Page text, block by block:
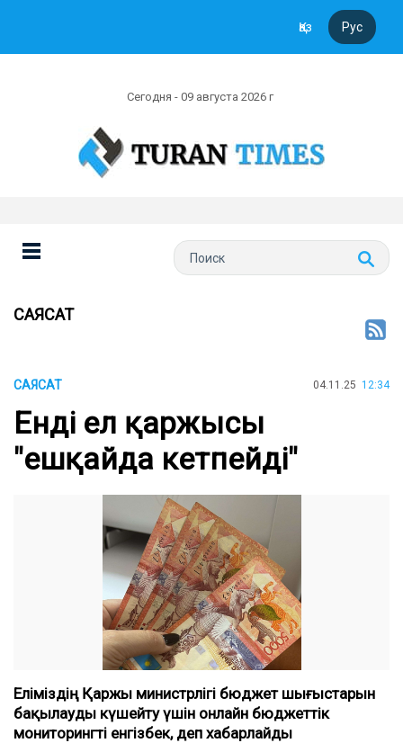
Қаз Рус
Сегодня - 09 августа 2026 г
САЯСАТ
САЯСАТ 04.11.25 12:34
Енді ел қаржысы
"ешқайда кетпейді"
Еліміздің Қаржы министрлігі бюджет шығыстарын
бақылауды күшейту үшін онлайн бюджеттік
мониторингті енгізбек, деп хабарлайды